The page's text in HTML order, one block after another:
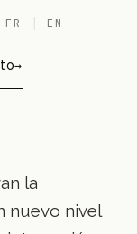
FR EN
de luces
en
la
nuevo nivel